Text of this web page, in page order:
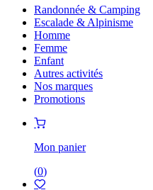
Randonnée & Camping
Escalade & Alpinisme
Homme
Femme
Enfant
Autres activités
Nos marques
Promotions
Mon panier
(0)